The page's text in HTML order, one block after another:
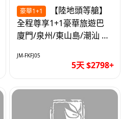
豪華1+1
全程尊享1+1豪華旅遊巴
廈門/泉州/東山島/潮汕 精
JM-FKFJ05
5天 $2798+